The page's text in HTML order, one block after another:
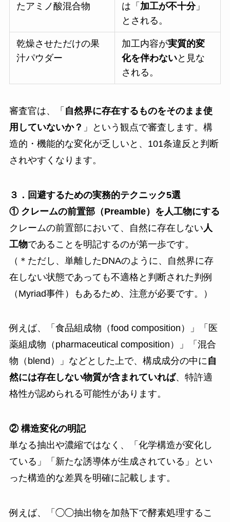
たアミノ酸混合物
は「 加工が不十分」
とされる。
乾燥させただけの果
汁パウダー
加工内容が実質的変
化を伴わないと見な
される。
審査官は、「 自然界に存在するものをそのまま使
用していないか？ 」という観点で審査します。構
造的・機能的な変化が乏しいと、101条違反と判断
されやすくなります。
３．回避するための実務的テクニック5選
① クレームの前置部（Preamble）を人工物にする
クレームの前置部において、自然に存在しない 人
工物であることを明記するのが第一歩です。
（＊ただし、単離したDNAのように、自然界に存
在しない状態であっても不適格と判断された判例
（Myriad事件）もあるため、注意が必要です。）
例えば、「食品組成物（food composition）」「医
薬組成物（pharmaceutical composition）」「混合
物（blend）」などとした上で、構成成分の中に自
然には存在しない物質が含まれていれば、特許適
格性が認められる可能性があります。
② 構造変化の明記
単なる抽出や濃縮ではなく、「化学構造が変化し
ている」「新たな誘導体が生成されている」とい
った構造的な差異を明確に記載します。
例えば、「◯◯抽出物を加熱下で酵素処理するこ